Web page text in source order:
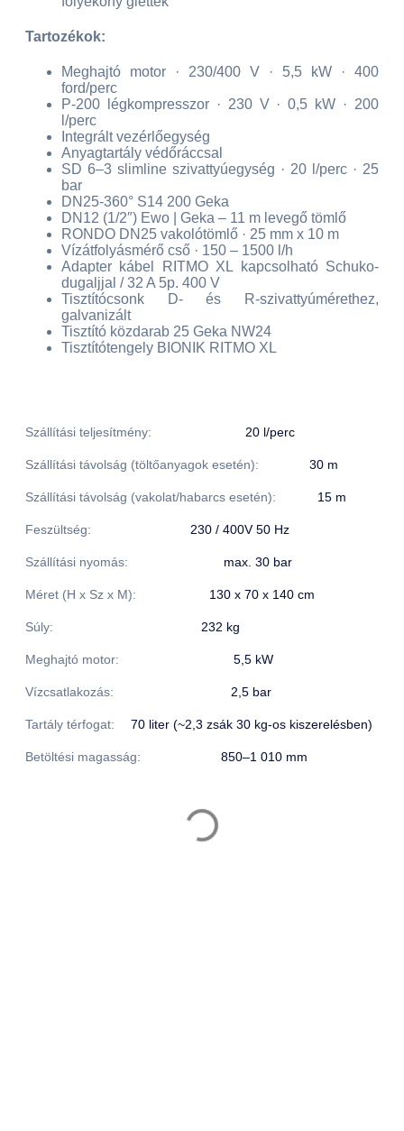
Tartozékok:
Meghajtó motor · 230/400 V · 5,5 kW · 400
ford/perc
P-200 légkompresszor · 230 V · 0,5 kW · 200
l/perc
Integrált vezérlőegység
Anyagtartály védőráccsal
SD 6–3 slimline szivattyúegység · 20 l/perc · 25
bar
DN25-360° S14 200 Geka
DN12 (1/2″) Ewo | Geka – 11 m levegő tömlő
RONDO DN25 vakolótömlő · 25 mm x 10 m
Vízátfolyásmérő cső · 150 – 1500 l/h
Adapter kábel RITMO XL kapcsolható Schuko-
dugaljjal / 32 A 5p. 400 V
Tisztítócsonk D- és R-szivattyúmérethez,
galvanizált
Tisztító közdarab 25 Geka NW24
Tisztítótengely BIONIK RITMO XL
Szállítási teljesítmény: 20 l/perc
Szállítási távolság (töltőanyagok esetén): 30 m
Szállítási távolság (vakolat/habarcs esetén): 15 m
Feszültség: 230 / 400V 50 Hz
Szállítási nyomás: max. 30 bar
Méret (H x Sz x M): 130 x 70 x 140 cm
Súly: 232 kg
Meghajtó motor: 5,5 kW
Vízcsatlakozás: 2,5 bar
Tartály térfogat: 70 liter (~2,3 zsák 30 kg-os kiszerelésben)
Betöltési magasság: 850–1 010 mm